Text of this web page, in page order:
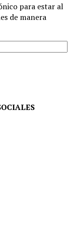
para estar al
de manera